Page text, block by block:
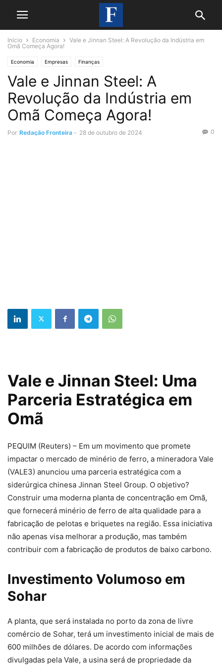
Início Economia
Vale e Jinnan Steel: A Revolução da Indústria em
Omã Começa Agora!
Economia Empresas Finanças
Vale e Jinnan Steel: A
Revolução da Indústria em
Omã Começa Agora!
Por Redação Fronteira - 28 de outubro de 2024 0
Vale e Jinnan Steel: Uma
Parceria Estratégica em
Omã
PEQUIM (Reuters) – Em um movimento que promete
impactar o mercado de minério de ferro, a mineradora Vale
(VALE3) anunciou uma parceria estratégica com a
siderúrgica chinesa Jinnan Steel Group. O objetivo?
Construir uma moderna planta de concentração em Omã,
que fornecerá minério de ferro de alta qualidade para a
fabricação de pelotas e briquetes na região. Essa iniciativa
não apenas visa melhorar a produção, mas também
contribuir com a fabricação de produtos de baixo carbono.
Investimento Volumoso em
Sohar
A planta, que será instalada no porto da zona de livre
comércio de Sohar, terá um investimento inicial de mais de
600 milhões de dólares. De acordo com informações
divulgadas pela Vale, a usina será de propriedade da